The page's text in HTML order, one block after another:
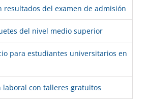
resultados del examen de admisión
del nivel medio superior
para estudiantes universitarios en
laboral con talleres gratuitos